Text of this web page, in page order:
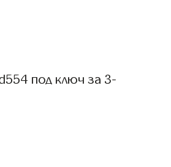
под ключ за 3-